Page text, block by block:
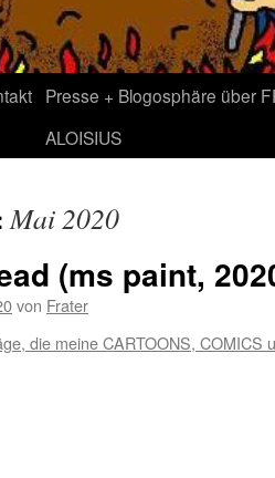
Presse + Blogosphäre über
ALOISIUS
Mai 2020
(ms paint,
von Frater
die meine CARTOONS, COMICS